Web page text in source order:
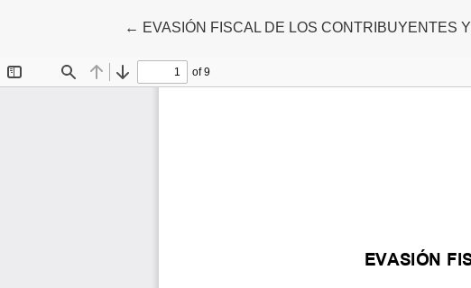
← Volver a los detalles del artículo
EVASIÓN FISCAL DE LOS CONTRIBUYENTES